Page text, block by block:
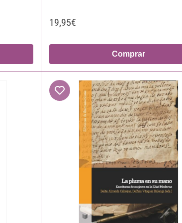
19,95€
Comprar